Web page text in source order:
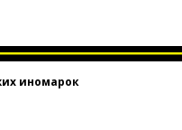
иномарок